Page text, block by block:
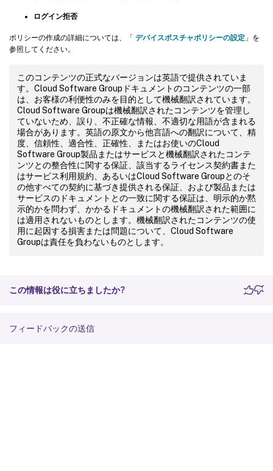
ログイン拒否
ポリシーの作成の詳細については、「 デバイスポスチャポリシーの設定 」を
参照してください。
このコンテンツの正式なバージョンは英語で提供されていま
す。Cloud Software Groupドキュメントのコンテンツの一部
は、お客様の利便性のみを目的として機械翻訳されています。
Cloud Software Groupは機械翻訳されたコンテンツを管理し
ていないため、誤り、不正確な情報、不適切な用語が含まれる
場合があります。英語の原文から他言語への翻訳について、精
度、信頼性、適合性、正確性、またはお使いのCloud
Software Group製品またはサービスと機械翻訳されたコンテ
ンツとの整合性に関する保証、該当するライセンス契約書また
はサービス利用規約、あるいはCloud Software Groupとのそ
の他すべての契約に基づき提供される保証、および製品または
サービスのドキュメントとの一致に関する保証は、明示的か黙
示的かを問わず、かかるドキュメントの機械翻訳された範囲に
は適用されないものとします。機械翻訳されたコンテンツの使
用に起因する損害または問題について、Cloud Software
Groupは責任を負わないものとします。
この情報は役に立ちましたか?
フィードバックの送信